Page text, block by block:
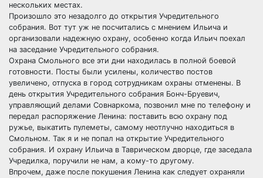
нескольких местах.
Произошло это незадолго до открытия Учредительного
собрания. Вот тут уж не посчитались с мнением Ильича и
организовали надежную охрану, особенно когда Ильич поехал
на заседание Учредительного собрания.
Охрана Смольного все эти дни находилась в полной боевой
готовности. Посты были усилены, количество постов
увеличено, отпуска в город сотрудникам охраны отменены. В
день открытия Учредительного собрания Бонч-Бруевич,
управляющий делами Совнаркома, позвонил мне по телефону и
передал распоряжение Ленина: поставить всю охрану под
ружье, выкатить пулеметы, самому неотлучно находиться в
Смольном. Так я и не попал на открытие Учредительного
собрания. И охрану Ильича в Таврическом дворце, где заседала
Учредилка, поручили не нам, а кому-то другому.
Впрочем, даже после покушения Ленина как следует охраняли